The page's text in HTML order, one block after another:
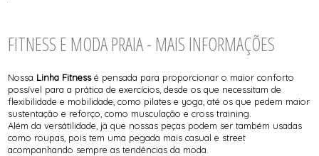
FITNESS E MODA PRAIA - MAIS INFORMAÇÕES
Nossa Linha Fitnessé pensada para proporcionar o maior conforto
possível para a prática de exercícios, desde os que necessitam de
flexibilidade e mobilidade, como pilates e yoga, até os que pedem maior
sustentação e reforço, como musculação e cross training.
Além da versátilidade, já que nossas peças podem ser também usadas
como roupas, pois tem uma pegada mais casual e street
acompanhando sempre as tendências da moda.